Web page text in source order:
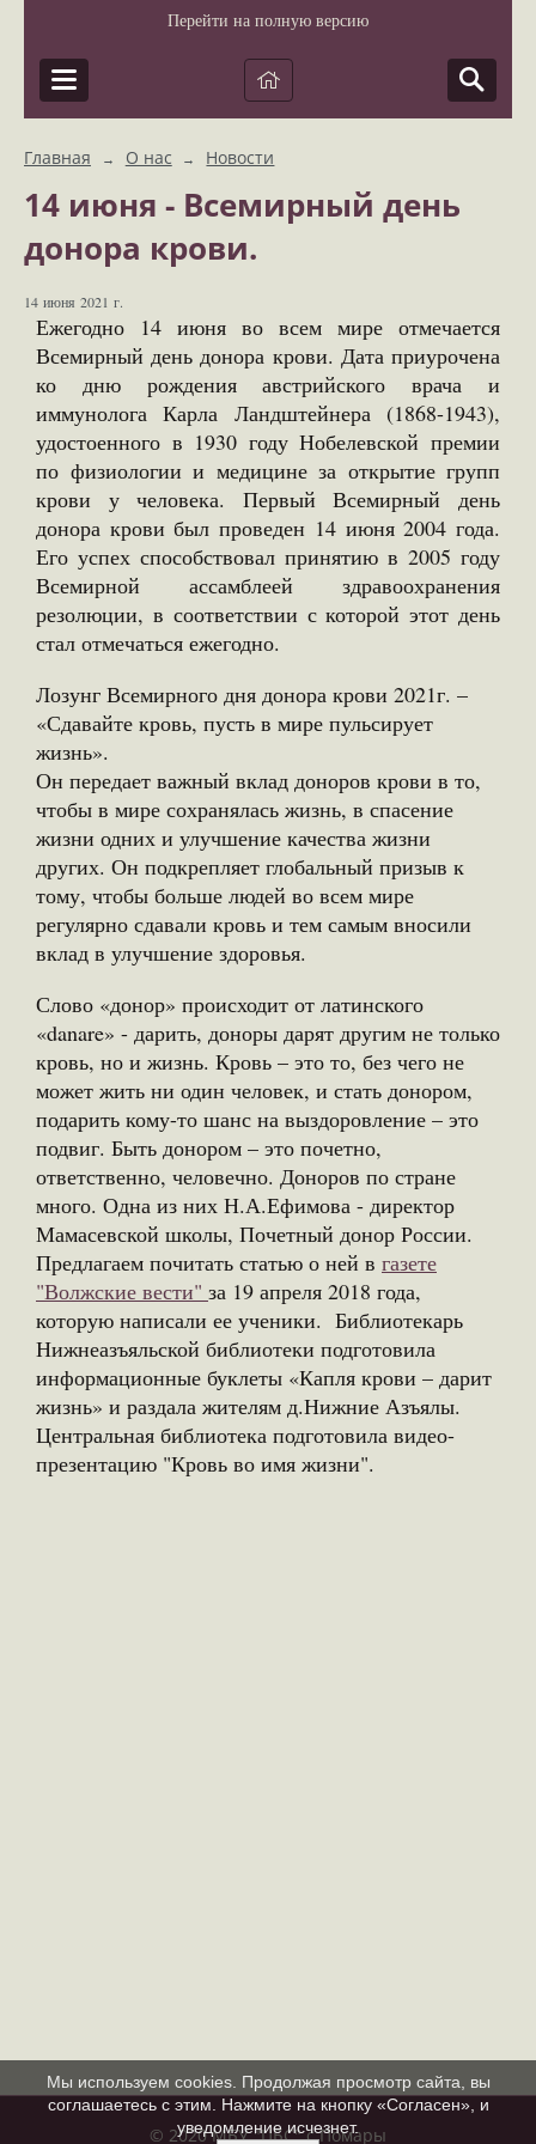
Перейти на полную версию
Главная → О нас → Новости
14 июня - Всемирный день
донора крови.
14 июня 2021 г.
Ежегодно 14 июня во всем мире отмечается
Всемирный день донора крови. Дата приурочена
ко дню рождения австрийского врача и
иммунолога Карла Ландштейнера (1868-1943),
удостоенного в 1930 году Нобелевской премии
по физиологии и медицине за открытие групп
крови у человека. Первый Всемирный день
донора крови был проведен 14 июня 2004 года.
Его успех способствовал принятию в 2005 году
Всемирной ассамблеей здравоохранения
резолюции, в соответствии с которой этот день
стал отмечаться ежегодно.
Лозунг Всемирного дня донора крови 2021г. –
«Сдавайте кровь, пусть в мире пульсирует
жизнь».
Он передает важный вклад доноров крови в то,
чтобы в мире сохранялась жизнь, в спасение
жизни одних и улучшение качества жизни
других. Он подкрепляет глобальный призыв к
тому, чтобы больше людей во всем мире
регулярно сдавали кровь и тем самым вносили
вклад в улучшение здоровья.
Слово «донор» происходит от латинского
«danare» - дарить, доноры дарят другим не только
кровь, но и жизнь. Кровь – это то, без чего не
может жить ни один человек, и стать донором,
подарить кому-то шанс на выздоровление – это
подвиг. Быть донором – это почетно,
ответственно, человечно. Доноров по стране
много. Одна из них Н.А.Ефимова - директор
Мамасевской школы, Почетный донор России.
Предлагаем почитать статью о ней в газете
"Волжские вести" за 19 апреля 2018 года,
которую написали ее ученики. Библиотекарь
Нижнеазъяльской библиотеки подготовила
информационные буклеты «Капля крови – дарит
жизнь» и раздала жителям д.Нижние Азъялы.
Центральная библиотека подготовила видео-
презентацию "Кровь во имя жизни".
© 2020 МБУ "ЦБС" с.Помары
Мы используем cookies. Продолжая просмотр сайта, вы
соглашаетесь с этим. Нажмите на кнопку «Согласен», и
уведомление исчезнет.